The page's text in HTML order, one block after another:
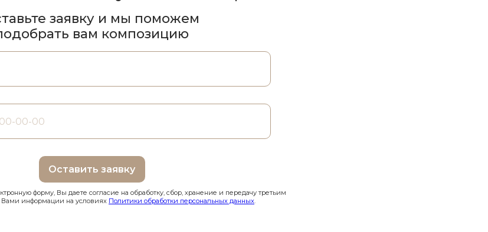
Оставить заявку
заявку и мы поможем
вам композицию
форму, Вы даете согласие на обработку, сбор, хранение и передачу третьим
информации на условиях Политики обработки персональных данных.